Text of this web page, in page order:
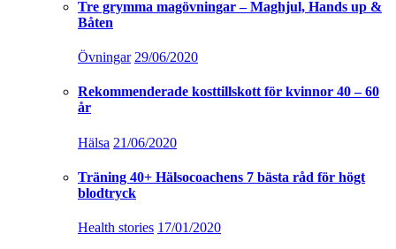
Tre grymma magövningar – Maghjul, Hands up &
Båten
Övningar 29/06/2020
Rekommenderade kosttillskott för kvinnor 40 – 60
år
Hälsa 21/06/2020
Träning 40+ Hälsocoachens 7 bästa råd för högt
blodtryck
Health stories 17/01/2020